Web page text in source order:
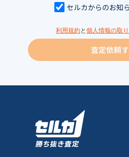
セルカからのお知
利用規約と 個人情報の取
査定依頼